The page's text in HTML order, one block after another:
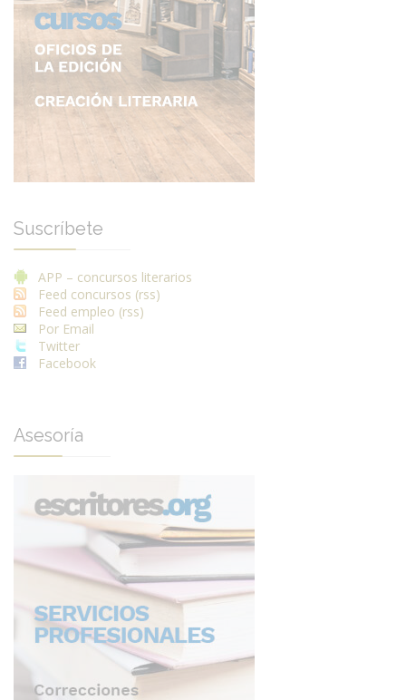
Suscríbete
APP – concursos literarios
Feed concursos (rss)
Feed empleo (rss)
Por Email
Twitter
Facebook
Asesoría